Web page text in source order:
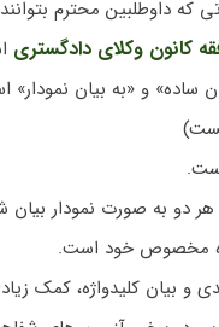
داوطلبین محترم
کانون وکلای دادگستری
ساده» و «به بیان
دو به صورت نمودار
مخصوص خود است.
و بیان کلیدواژه، کمک